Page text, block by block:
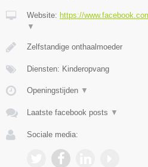
Website: https://
▼
Zelfstandige onthaalmoeder
Diensten: Kinderopvang
Openingstijden ▼
Laatste facebook posts ▼
Sociale media: